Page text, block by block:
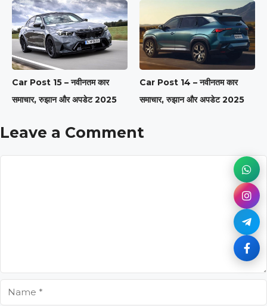
Car Post 15 – नवीनतम कार
समाचार, रुझान और अपडेट 2025
Car Post 14 – नवीनतम कार
समाचार, रुझान और अपडेट 2025
Leave a Comment
Name